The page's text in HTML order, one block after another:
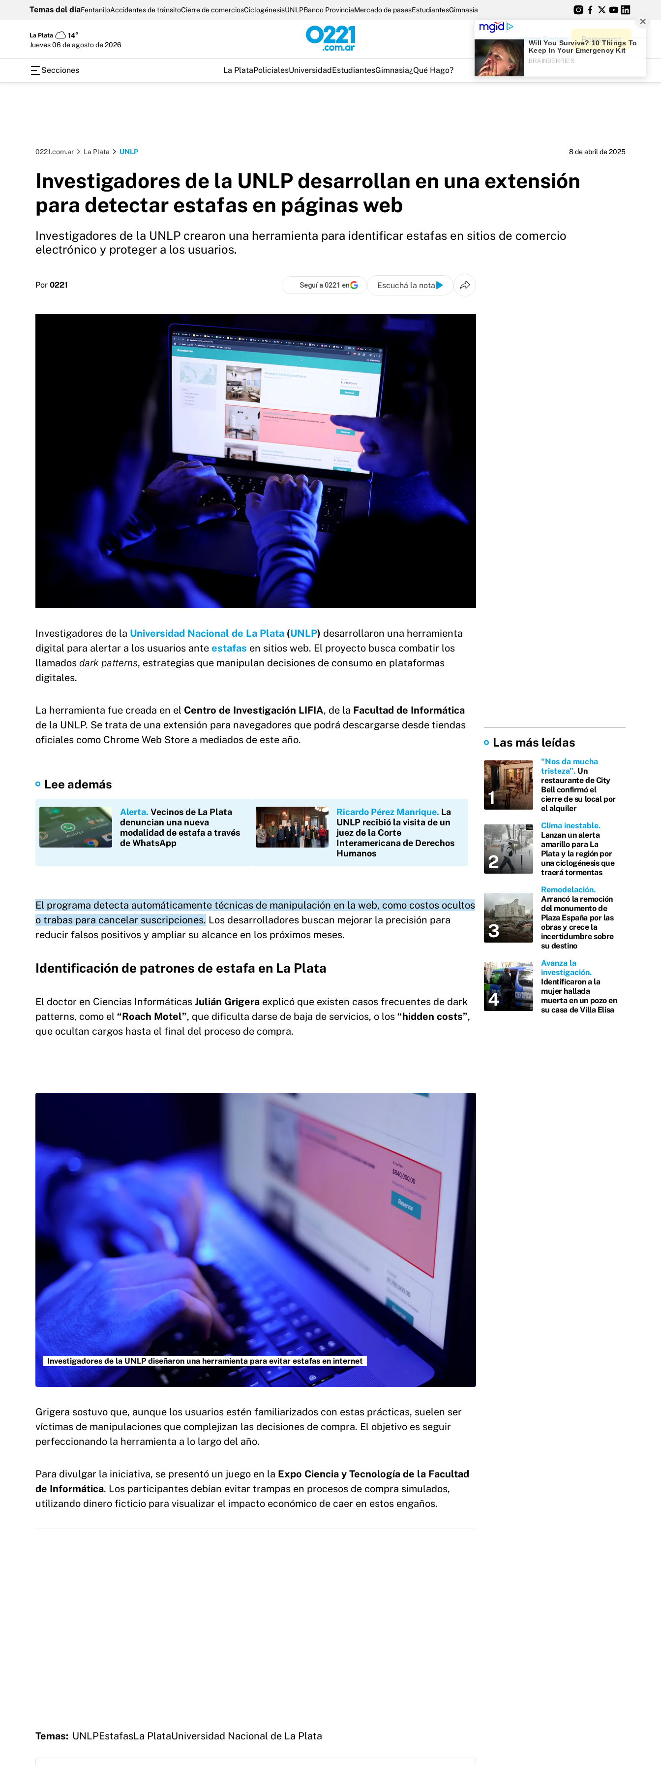
Temas del díaFentaniloAccidentes de tránsitoCierre de comerciosCiclogénesisUNLPBanco ProvinciaMercado de pasesEstudiantesGimnasia
La Plata
14°
jueves 06 de agosto de 2026
Iniciar Sesión Registrarse
Secciones La PlataPolicialesUniversidadEstudiantesGimnasia¿Qué Hago?
0221.com.ar La Plata UNLP 8 de abril de 2025
Investigadores de la UNLP desarrollan en una extensión
para detectar estafas en páginas web
Investigadores de la UNLP crearon una herramienta para identificar estafas en sitios de comercio
electrónico y proteger a los usuarios.
Por 0221 Seguí a 0221 en Escuchá la nota
Investigadores de la Universidad Nacional de La Plata (UNLP) desarrollaron una herramienta
digital para alertar a los usuarios ante estafas en sitios web. El proyecto busca combatir los
llamados dark patterns, estrategias que manipulan decisiones de consumo en plataformas
digitales.
La herramienta fue creada en el Centro de Investigación LIFIA, de la Facultad de Informática
de la UNLP. Se trata de una extensión para navegadores que podrá descargarse desde tiendas
oficiales como Chrome Web Store a mediados de este año.
Lee además
Alerta Vecinos de La Plata
denuncian una nueva
modalidad de estafa a través
de WhatsApp
Ricardo Pérez Manrique La
UNLP recibió la visita de un
juez de la Corte
Interamericana de Derechos
Humanos
El programa detecta automáticamente técnicas de manipulación en la web, como costos ocultos
o trabas para cancelar suscripciones. Los desarrolladores buscan mejorar la precisión para
reducir falsos positivos y ampliar su alcance en los próximos meses.
Identificación de patrones de estafa en La Plata
El doctor en Ciencias Informáticas Julián Grigera explicó que existen casos frecuentes de dark
patterns, como el “Roach Motel”, que dificulta darse de baja de servicios, o los “hidden costs”,
que ocultan cargos hasta el final del proceso de compra.
Investigadores de la UNLP diseñaron una herramienta para evitar estafas en internet
Grigera sostuvo que, aunque los usuarios estén familiarizados con estas prácticas, suelen ser
víctimas de manipulaciones que complejizan las decisiones de compra. El objetivo es seguir
perfeccionando la herramienta a lo largo del año.
Para divulgar la iniciativa, se presentó un juego en la Expo Ciencia y Tecnología de la Facultad
de Informática. Los participantes debían evitar trampas en procesos de compra simulados,
utilizando dinero ficticio para visualizar el impacto económico de caer en estos engaños.
Temas: UNLPEstafasLa PlataUniversidad Nacional de La Plata
Las más leídas
"Nos da mucha
tristeza" Un
restaurante de City
Bell confirmó el
cierre de su local por
el alquiler
Clima inestable
Lanzan un alerta
amarillo para La
Plata y la región por
una ciclogénesis que
traerá tormentas
Remodelación
Arrancó la remoción
del monumento de
Plaza España por las
obras y crece la
incertidumbre sobre
su destino
Avanza la
investigación
Identificaron a la
mujer hallada
muerta en un pozo en
su casa de Villa Elisa